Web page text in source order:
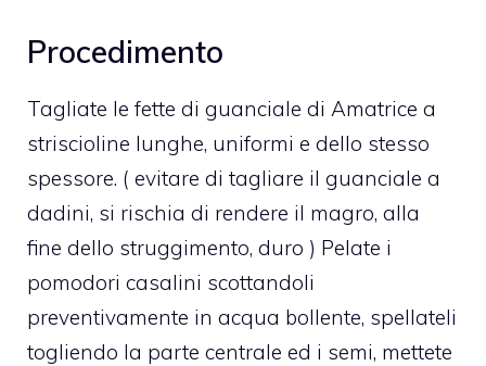
Procedimento
Tagliate le fette di guanciale di Amatrice a
striscioline lunghe, uniformi e dello stesso
spessore. ( evitare di tagliare il guanciale a
dadini, si rischia di rendere il magro, alla
fine dello struggimento, duro ) Pelate i
pomodori casalini scottandoli
preventivamente in acqua bollente, spellateli
togliendo la parte centrale ed i semi, mettete